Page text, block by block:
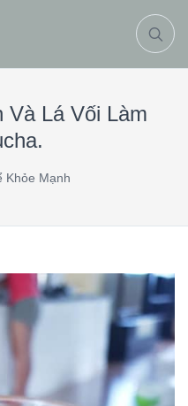
Và Lá Vối Làm
Khỏe Mạnh